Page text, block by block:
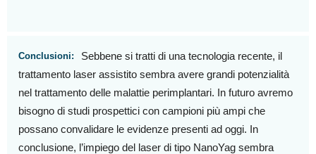
Conclusioni:
Sebbene si tratti di una tecnologia recente, il
trattamento laser assistito sembra avere grandi potenzialità
nel trattamento delle malattie perimplantari. In futuro avremo
bisogno di studi prospettici con campioni più ampi che
possano convalidare le evidenze presenti ad oggi. In
conclusione, l’impiego del laser di tipo NanoYag sembra